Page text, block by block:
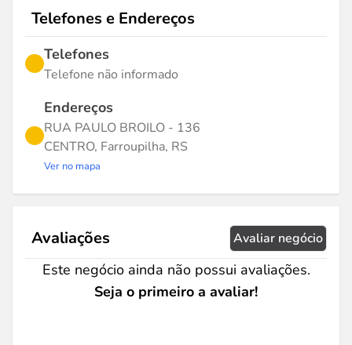
Telefones e Endereços
Telefones
Telefone não informado
Endereços
RUA PAULO BROILO - 136
CENTRO, Farroupilha, RS
Ver no mapa
Avaliações Avaliar negócio
Este negócio ainda não possui avaliações.
Seja o primeiro a avaliar!